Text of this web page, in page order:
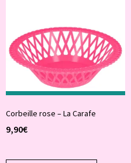
Corbeille rose – La Carafe
9,90€